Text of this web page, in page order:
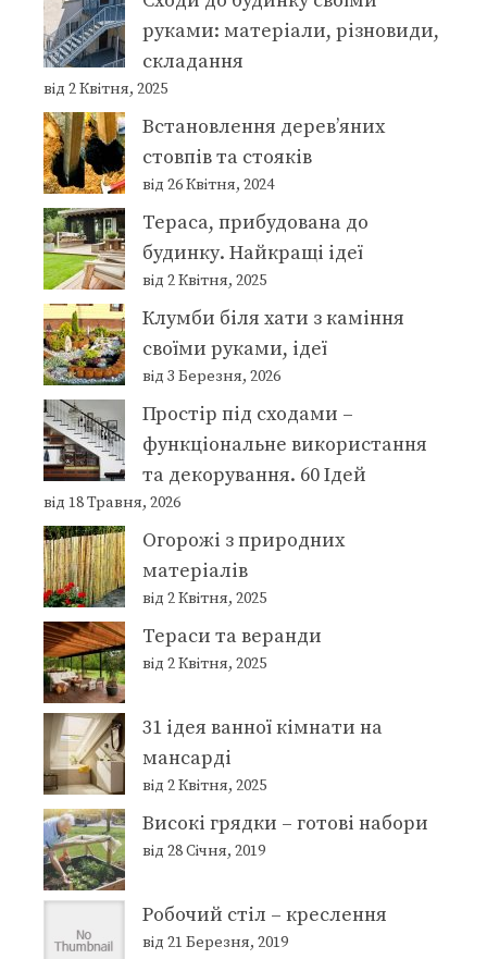
руками: матеріали, різновиди,
складання
від 2 Квітня, 2025
Встановлення дерев’яних
стовпів та стояків
від 26 Квітня, 2024
Тераса, прибудована до
будинку. Найкращі ідеї
від 2 Квітня, 2025
Клумби біля хати з каміння
своїми руками, ідеї
від 3 Березня, 2026
Простір під сходами –
функціональне використання
та декорування. 60 Ідей
від 18 Травня, 2026
Огорожі з природних
матеріалів
від 2 Квітня, 2025
Тераси та веранди
від 2 Квітня, 2025
31 ідея ванної кімнати на
мансарді
від 2 Квітня, 2025
Високі грядки – готові набори
від 28 Січня, 2019
Робочий стіл – креслення
від 21 Березня, 2019